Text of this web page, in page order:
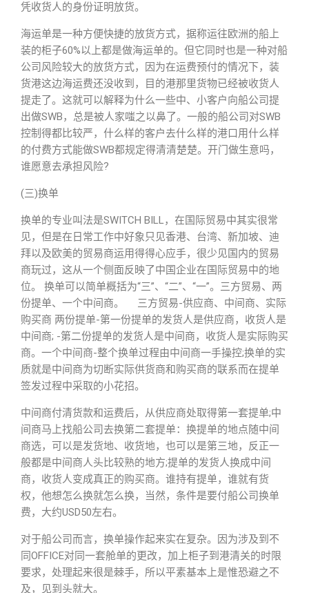
凭收货人的身份证明放货。
海运单是一种方便快捷的放货方式，据称运往欧洲的船上
装的柜子60%以上都是做海运单的。但它同时也是一种对船
公司风险较大的放货方式，因为在运费预付的情况下，装
货港这边海运费还没收到，目的港那里货物已经被收货人
提走了。这就可以解释为什么一些中、小客户向船公司提
出做SWB，总是被人家嗤之以鼻了。一般的船公司对SWB
控制得都比较严，什么样的客户去什么样的港口用什么样
的付费方式能做SWB都规定得清清楚楚。开门做生意吗，
谁愿意去承担风险?
(三)换单
换单的专业叫法是SWITCH BILL，在国际贸易中其实很常
见，但是在日常工作中好象只见香港、台湾、新加坡、迪
拜以及欧美的贸易商运用得得心应手，很少见国内的贸易
商玩过，这从一个侧面反映了中国企业在国际贸易中的地
位。 换单可以简单概括为“三”、“二”、“一”。三方贸易、两
份提单、一个中间商。 三方贸易-供应商、中间商、实际
购买商 两份提单-第一份提单的发货人是供应商，收货人是
中间商; -第二份提单的发货人是中间商，收货人是实际购买
商。一个中间商-整个换单过程由中间商一手操控;换单的实
质就是中间商为切断实际供货商和购买商的联系而在提单
签发过程中采取的小花招。
中间商付清货款和运费后，从供应商处取得第一套提单;中
间商马上找船公司去换第二套提单：换提单的地点随中间
商选，可以是发货地、收货地，也可以是第三地，反正一
般都是中间商人头比较熟的地方;提单的发货人换成中间
商，收货人变成真正的购买商。谁持有提单，谁就有货
权，他想怎么换就怎么换，当然，条件是要付船公司换单
费，大约USD50左右。
对于船公司而言，换单操作起来实在复杂。因为涉及到不
同OFFICE对同一套舱单的更改，加上柜子到港清关的时限
要求，处理起来很是棘手，所以平素基本上是惟恐避之不
及，见到头就大。